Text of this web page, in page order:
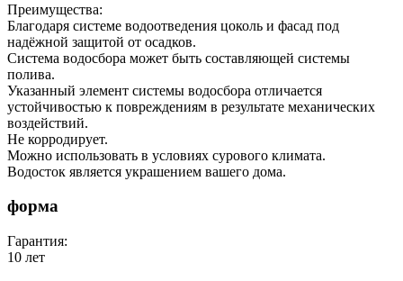
Преимущества:
Благодаря системе водоотведения цоколь и фасад под
надёжной защитой от осадков.
Система водосбора может быть составляющей системы
полива.
Указанный элемент системы водосбора отличается
устойчивостью к повреждениям в результате механических
воздействий.
Не корродирует.
Можно использовать в условиях сурового климата.
Водосток является украшением вашего дома.
форма
Гарантия:
10 лет